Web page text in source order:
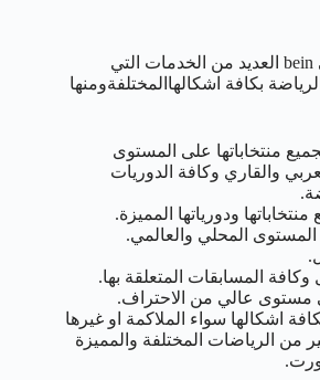
نوفر من خلال خدمة فني bein العديد من الخدمات التي
بكافة اشكالهاالمختلفةومنها
منتخاباتها على المستوى
والقاري وكافة الدوريات
ودورياتها المميزة.
المحلي والعالمي.
المسابقات المتعلقة بها.
مستوى عالي من الاحتراف.
اشكالها سواء الملاكمة او غيرها
من الرياضات المختلفة والمميزة